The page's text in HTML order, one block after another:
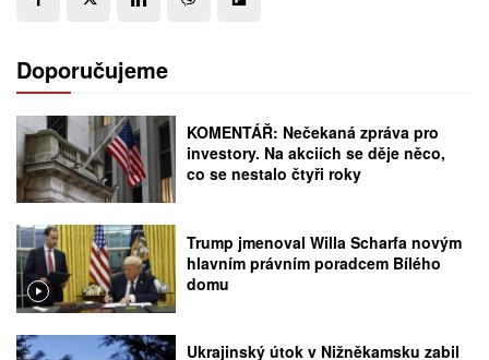
Doporučujeme
KOMENTÁŘ: Nečekaná zpráva pro
investory. Na akciích se děje něco,
co se nestalo čtyři roky
Trump jmenoval Willa Scharfa novým
hlavním právním poradcem Bílého
domu
Ukrajinský útok v Nižněkamsku zabil